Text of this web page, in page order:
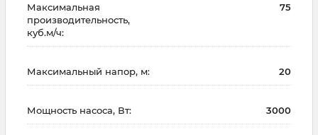
Максимальная
производительность,
куб.м/ч:
75
Максимальный напор, м: 20
Мощность насоса, Вт: 3000